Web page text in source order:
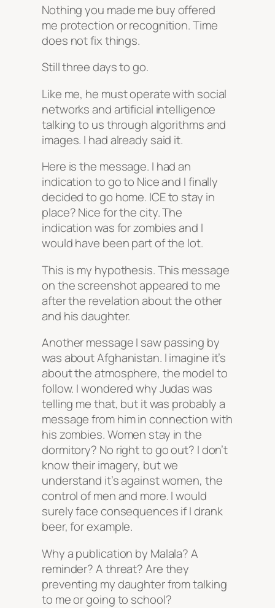
Nothing you made me buy offered
me protection or recognition. Time
does not fix things.
Still three days to go.
Like me, he must operate with social
networks and artificial intelligence
talking to us through algorithms and
images. I had already said it.
Here is the message. I had an
indication to go to Nice and I finally
decided to go home. ICE to stay in
place? Nice for the city. The
indication was for zombies and I
would have been part of the lot.
This is my hypothesis. This message
on the screenshot appeared to me
after the revelation about the other
and his daughter.
Another message I saw passing by
was about Afghanistan. I imagine it’s
about the atmosphere, the model to
follow. I wondered why Judas was
telling me that, but it was probably a
message from him in connection with
his zombies. Women stay in the
dormitory? No right to go out? I don’t
know their imagery, but we
understand it’s against women, the
control of men and more. I would
surely face consequences if I drank
beer, for example.
Why a publication by Malala? A
reminder? A threat? Are they
preventing my daughter from talking
to me or going to school?